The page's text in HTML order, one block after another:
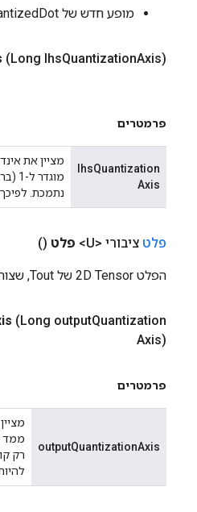
מופע חדש של UniformQuantizedDot
(Long lhsQuantizationAxis)
פרמטרים
lhsQuantization
Axis
מציין את
נתמכת. לפיכך,
פלט ציבורי <U> פלט ()
הפלט 2D Tensor של Tout, שצורתו היא (lhs.dim_size(0), rhs.dim_size(1)).
(Long outputQuantization
Axis)
פרמטרים
outputQuantizationAxis
להיות